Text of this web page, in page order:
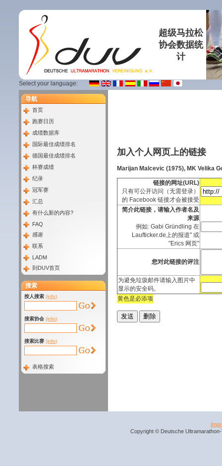
超级马拉松
协会数据统
计
Select your language:
导航
首页
跑赛日历
成绩数据库
国际最佳成绩排名
德国最佳成绩排名
杯赛成绩
纪录
冠军赛
汇总
有什么新的内容?
FAQ
感谢
联系
LADM
到DUV首页
搜索
按人搜索 (info)
搜索协会 (info)
搜索比赛 (info)
表格搜索
加入个人网页上的链接
Marijan Malcevic (1975), MK Velika
链接的网址(URL)
只有可公开访问（无需登录）
的 Facebook 链接才会被接受
简介此链接，请输入作者名及
来源
例如: Gabi Gründling 在
Laufticker.de上的报道" 或
"Erics 网页"
您对此链接的评注
为避免垃圾邮件请输入图片中
显示的安全码。
黄色是必添项
Copyright © Deutsche